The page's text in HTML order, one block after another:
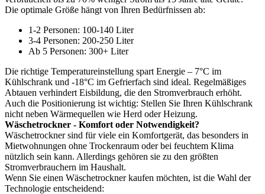
Die optimale Größe hängt von Ihren Bedürfnissen ab:
1-2 Personen: 100-140 Liter
3-4 Personen: 200-250 Liter
Ab 5 Personen: 300+ Liter
Die richtige Temperatureinstellung spart Energie – 7°C im
Kühlschrank und -18°C im Gefrierfach sind ideal. Regelmäßiges
Abtauen verhindert Eisbildung, die den Stromverbrauch erhöht.
Auch die Positionierung ist wichtig: Stellen Sie Ihren Kühlschrank
nicht neben Wärmequellen wie Herd oder Heizung.
Wäschetrockner - Komfort oder Notwendigkeit?
Wäschetrockner sind für viele ein Komfortgerät, das besonders in
Mietwohnungen ohne Trockenraum oder bei feuchtem Klima
nützlich sein kann. Allerdings gehören sie zu den größten
Stromverbrauchern im Haushalt.
Wenn Sie einen Wäschetrockner kaufen möchten, ist die Wahl der
Technologie entscheidend: